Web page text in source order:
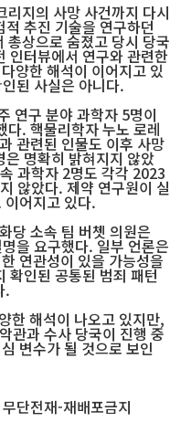
지의 사망 사건까지 다시
추진 기술을 연구하던
상으로 숨졌고 당시 당국
인터뷰에서 연구와 관련한
양한 해석이 이어지고 있
된 사실은 아니다.
연구 분야 과학자 5명이
다. 핵물리학자 누노 로레
관련된 인물도 이후 사망
명확히 밝혀지지 않았
과학자 2명도 각각 2023
않았다. 제약 연구원이 실
어지고 있다.
당 소속 팀 버쳇 의원은
을 요구했다. 일부 언론은
연관성이 있을 가능성을
확인된 공통된 범죄 패턴
.
한 해석이 나오고 있지만,
관과 수사 당국이 진행 중
변수가 될 것으로 보인
단전재-재배포금지